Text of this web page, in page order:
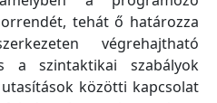
tehát ő határozza
végrehajtható
a szintaktikai szabályok
közötti kapcsolat